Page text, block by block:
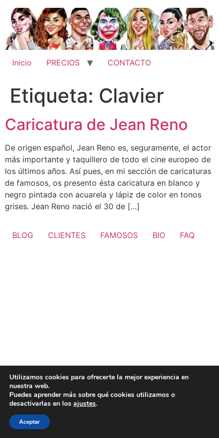
contenido
Inicio PRECIOS CONTACTO
Etiqueta: Clavier
Caricatura de Jean Reno
De origen español, Jean Reno es, seguramente, el actor
más importante y taquillero de todo el cine europeo de
los últimos años. Así pues, en mi sección de caricaturas
de famosos, os presento ésta caricatura en blanco y
negro pintada con acuarela y lápiz de color en tonos
grises. Jean Reno nació el 30 de […]
BLOG CLIENTES FAMOSOS BIO FAQ
Utilizamos cookies para ofrecerte la mejor experiencia en
nuestra web.
Puedes aprender más sobre qué cookies utilizamos o
desactivarlas en los ajustes.
Aceptar